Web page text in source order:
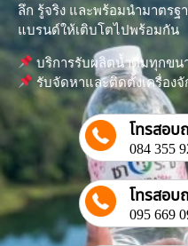
ลึก รู้จริง และพร้อมนำมาตรฐ
แบรนด์ให้เติบโตไปพร้อมกัน
บริการรับผลิตน้ำดื่มทุกขน
รับจัดหาและติดตั้งเครื่องจั
โทรสอบ
084 355
โทรสอบ
095 669